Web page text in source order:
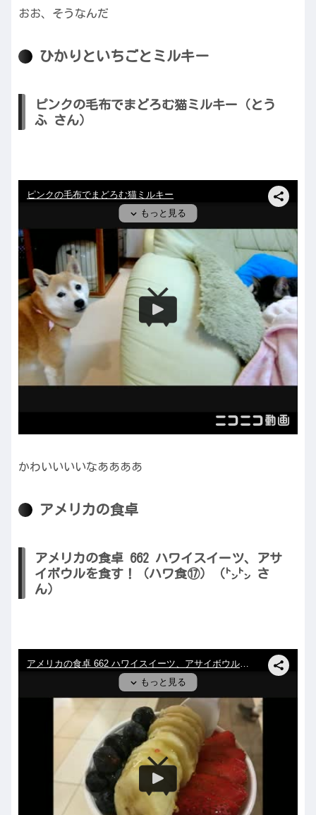
おお、そうなんだ
ひかりといちごとミルキー
ピンクの毛布でまどろむ猫ミルキー（とう
ふ さん）
かわいいいいなああああ
アメリカの食卓
アメリカの食卓 662 ハワイスイーツ、アサ
イボウルを食す！（ハワ食⑰）（㌧㌧ さ
ん）